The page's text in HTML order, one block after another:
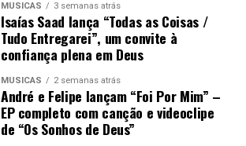
MÚSICAS 3 semanas atrás
Isaías Saad lança “Todas as Coisas /
Tudo Entregarei”, um convite à
confiança plena em Deus
MÚSICAS 2 semanas atrás
André e Felipe lançam “Foi Por Mim” –
EP completo com canção e videoclipe
de “Os Sonhos de Deus”